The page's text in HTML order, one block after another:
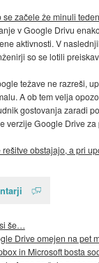
se začele že minuli teden
v Google Drivu
aktivnosti. V
so se lotili
težave ne razreši,
A ob tem velja
gostovanja zaradi
verzije Google Drive
rešitve obstajajo, a pri
še…
Drive omejen na pet
in Microsoft bosta